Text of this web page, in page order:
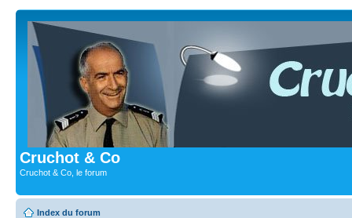
Cruchot & Co
Cruchot & Co, le forum
Index du forum